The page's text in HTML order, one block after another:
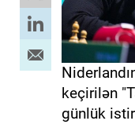
keçirilən
günlük